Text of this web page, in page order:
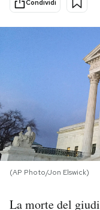
I MIEI PREFERITI
Condividi
(AP Photo/Jon Elswick)
La morte del